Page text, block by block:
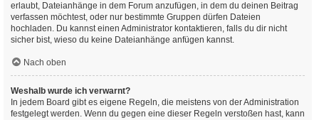
erlaubt, Dateianhänge in dem Forum anzufügen, in dem du deinen Beitrag
verfassen möchtest, oder nur bestimmte Gruppen dürfen Dateien
hochladen. Du kannst einen Administrator kontaktieren, falls du dir nicht
sicher bist, wieso du keine Dateianhänge anfügen kannst.
Nach oben
Weshalb wurde ich verwarnt?
In jedem Board gibt es eigene Regeln, die meistens von der Administration
festgelegt werden. Wenn du gegen eine dieser Regeln verstoßen hast, kann